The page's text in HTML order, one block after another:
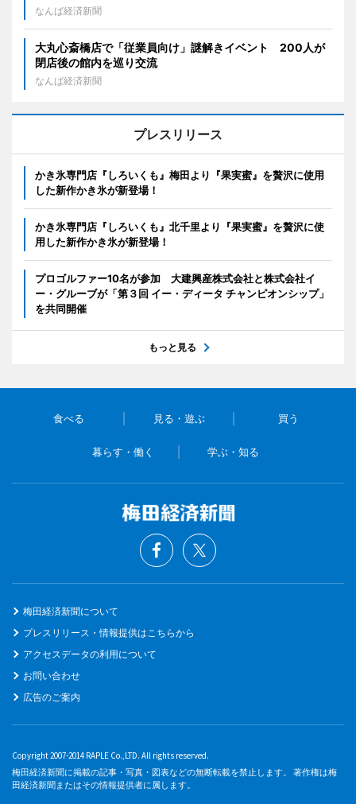
なんば経済新聞
大丸心斎橋店で「従業員向け」謎解きイベント 200人が
閉店後の館内を巡り交流
なんば経済新聞
プレスリリース
かき氷専門店『しろいくも』梅田より『果実蜜』を贅沢に使用
した新作かき氷が新登場！
かき氷専門店『しろいくも』北千里より『果実蜜』を贅沢に使
用した新作かき氷が新登場！
プロゴルファー10名が参加 大建興産株式会社と株式会社イ
ー・グルーブが「第３回 イー・ディータ チャンピオンシップ」
を共同開催
もっと見る
食べる 見る・遊ぶ 買う
暮らす・働く 学ぶ・知る
梅田経済新聞について
プレスリリース・情報提供はこちらから
アクセスデータの利用について
お問い合わせ
広告のご案内
Copyright 2007-2014 RAPLE Co.,LTD. All rights reserved.
梅田経済新聞に掲載の記事・写真・図表などの無断転載を禁止します。 著作権は梅
田経済新聞またはその情報提供者に属します。